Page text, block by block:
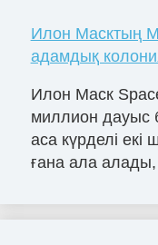
Илон Масктың
адамдық
Илон Маск
миллион дауыс
аса күрделі
ғана ала